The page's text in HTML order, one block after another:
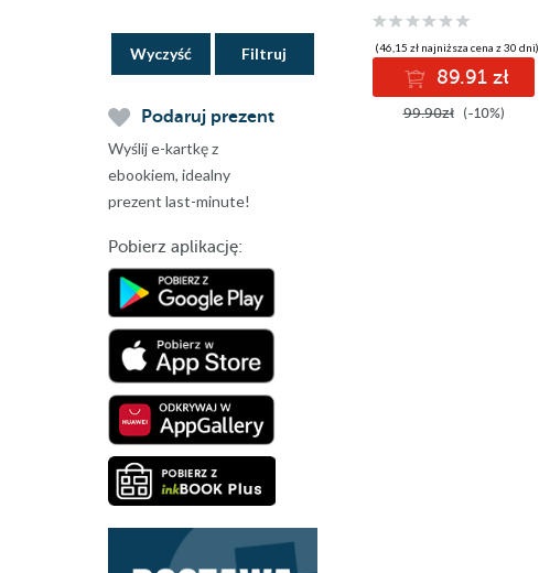
Wyczyść
Podaruj prezent
Wyślij e-kartkę z
ebookiem, idealny
prezent last-minute!
Pobierz aplikację:
(46,15 zł najniższa cena z 30 dni)
89.91 zł
99.90zł (-10%)